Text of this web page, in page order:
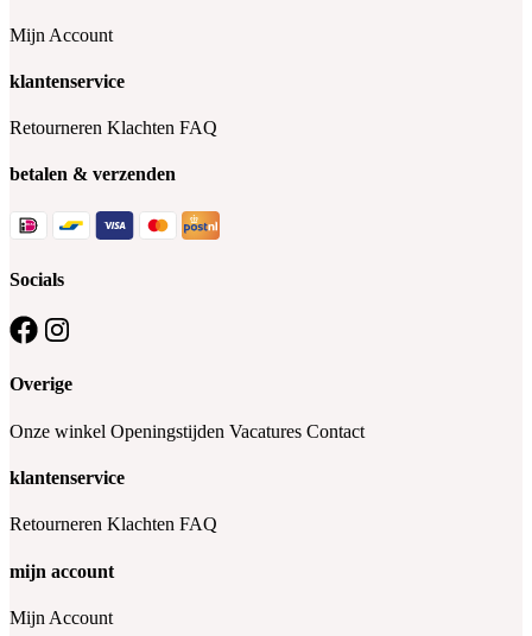
Mijn Account
klantenservice
Retourneren Klachten FAQ
betalen & verzenden
Socials
Overige
Onze winkel Openingstijden Vacatures Contact
klantenservice
Retourneren Klachten FAQ
mijn account
Mijn Account